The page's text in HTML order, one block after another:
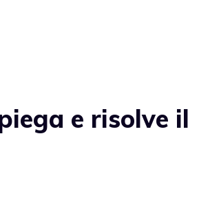
e risolve il